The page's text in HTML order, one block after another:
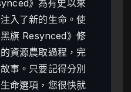
》為有史以來
入了新的生命。使
旗 Resynced》修
資源農取過程，完
事。只要記得分別
命選項，您很快就